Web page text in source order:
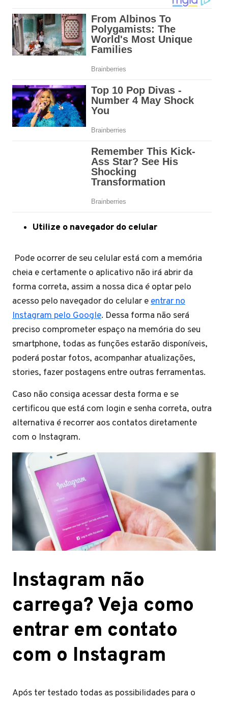
Utilize o navegador do celular
Pode ocorrer de seu celular está com a memória
cheia e certamente o aplicativo não irá abrir da
forma correta, assim a nossa dica é optar pelo
acesso pelo navegador do celular eentrar no
Instagram pelo Google. Dessa forma não será
preciso comprometer espaço na memória do seu
smartphone, todas as funções estarão disponíveis,
poderá postar fotos, acompanhar atualizações,
stories, fazer postagens entre outras ferramentas.
Caso não consiga acessar desta forma e se
certificou que está com login e senha correta, outra
alternativa é recorrer aos contatos diretamente
com o Instagram.
Instagram não
carrega? Veja como
entrar em contato
com o Instagram
Após ter testado todas as possibilidades para o